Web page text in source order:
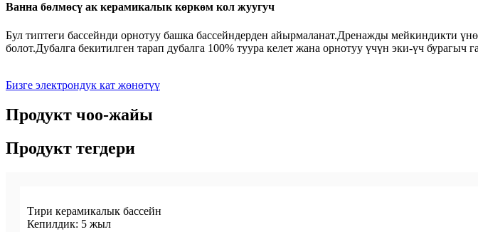
Ванна бөлмөсү ак керамикалык көркөм кол жуугуч
Бул типтеги бассейнди орнотуу башка бассейндерден айырмаланат.Дренажды мейкиндикти
болот.Дубалга бекитилген тарап дубалга 100% туура келет жана орнотуу үчүн эки-үч бурагыч
Бизге электрондук кат жөнөтүү
Продукт чоо-жайы
Продукт тегдери
Тири керамикалык бассейн
Кепилдик: 5 жыл